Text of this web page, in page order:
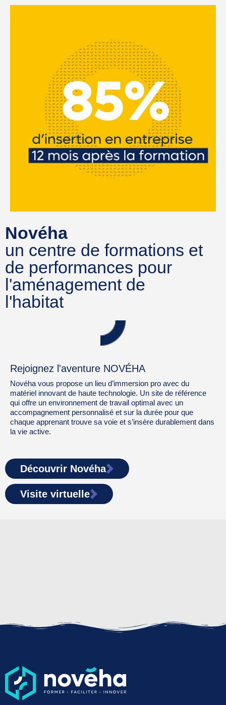
Novéha
un centre de formations et
de performances pour
l'aménagement de
l'habitat
Rejoignez l'aventure NOVÉHA
Novéha vous propose un lieu d’immersion pro avec du
matériel innovant de haute technologie. Un site de référence
qui offre un environnement de travail optimal avec un
accompagnement personnalisé et sur la durée pour que
chaque apprenant trouve sa voie et s’insère durablement dans
la vie active.
Découvrir Novéha
Visite virtuelle